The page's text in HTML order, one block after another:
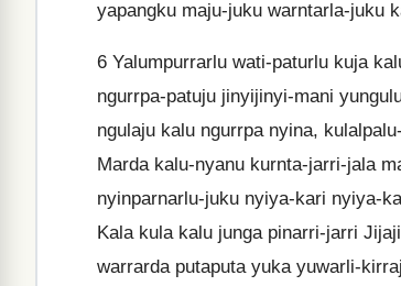
yapangku maju-juku warntarla-juku
6 Yalumpurrarlu wati-paturlu kuja
ngurrpa-patuju jinyijinyi-mani
ngulaju kalu ngurrpa nyina,
Marda kalu-nyanu kurnta-jarri-jala
nyinparnarlu-juku nyiya-kari nyiya-
Kala kula kalu junga pinarri-jarri
warrarda putaputa yuka yuwarli-